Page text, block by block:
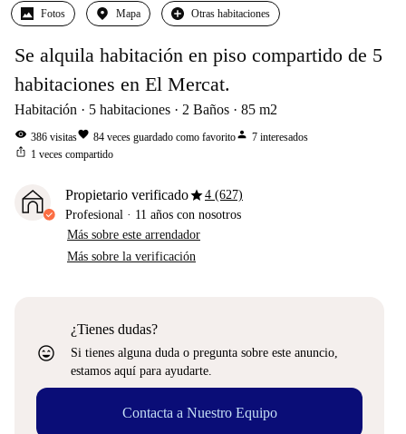
Fotos Mapa Otras habitaciones
Se alquila habitación en piso compartido de 5
habitaciones en El Mercat.
Habitación 5 habitaciones 2 Baños 85 m2
visibility 386 visitasfavorite 84 veces guardado como favoritoperson 7 interesados
ios_share 1 veces compartido
Propietario verificadostar4 (627)
Profesional · 11 años con nosotros
Más sobre este arrendador
Más sobre la verificación
sentiment_very_satisfied
¿Tienes dudas?
Si tienes alguna duda o pregunta sobre este anuncio,
estamos aquí para ayudarte.
Contacta a Nuestro Equipo